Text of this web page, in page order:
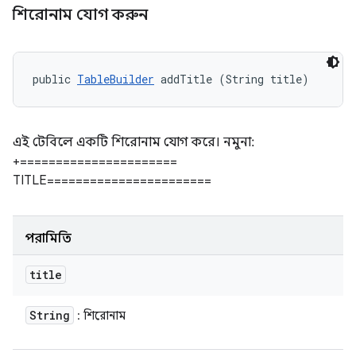
শিরোনাম যোগ করুন
public TableBuilder addTitle (String title)
এই টেবিলে একটি শিরোনাম যোগ করে। নমুনা:
+======================
TITLE=======================
পরামিতি
title
String : শিরোনাম